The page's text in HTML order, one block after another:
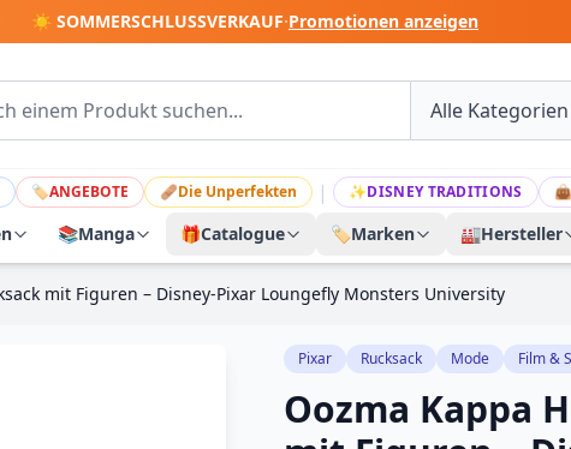
☀️ SOMMERSCHLUSSVERKAUF·Promotionen anzeigen
🏷ANGEBOTE 🩹Die Unperfekten | ✨DISNEY TRADITIONS 👜
📚Manga 🎁Catalogue 🏷️Marken 🏭Hersteller
mit Figuren – Disney-Pixar Loungefly Monsters University
Pixar Rucksack Mode Film &
Oozma Kappa